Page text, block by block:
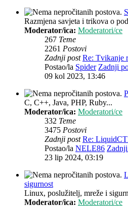
Razmjena savjeta i trikova o
Moderator/ica: Moderatori/ce
267 Teme
2261 Postovi
Zadnji post Re: Tvikanje
Postao/la Spider Zadnji
09 kol 2023, 13:46
C, C++, Java, PHP, Ruby...
Moderator/ica: Moderatori/ce
332 Teme
3475 Postovi
Zadnji post Re:
Postao/la NELE86
23 lip 2024, 03:19
sigurnost
Linux, poslužitelj, mreže i
Moderator/ica: Moderatori/ce